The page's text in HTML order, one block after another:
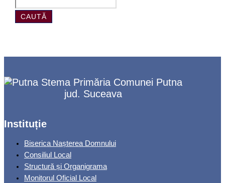
CAUTĂ
Primăria Comunei Putna
jud. Suceava
Instituție
Biserica Nașterea Domnului
Consiliul Local
Structură și Organigrama
Monitorul Oficial Local